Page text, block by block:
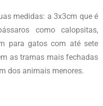
medidas: a 3x3cm que é
como calopsitas,
para gatos com até sete
as tramas mais fechadas
dos animais menores.